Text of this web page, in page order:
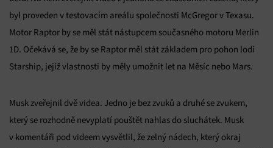
byl proveden v testovacím areálu společnosti McGregor v Texasu.
Motor Raptor by se měl stát nástupcem současného motoru Merlin
1D. Očekává se, že by se Raptor měl stát základem pro pohon lodi
Starship, jejíž vlastnosti by měly umožnit let na Měsíc nebo Mars.
Musk zveřejnil dvě videa. Jedno je bez zvuků a druhé se zvukem,
který se rozhodně nevyplatí pouštět nahlas do sluchátek. Musk
v komentáři pod videem vysvětlil, že zelný nádech, který okraj